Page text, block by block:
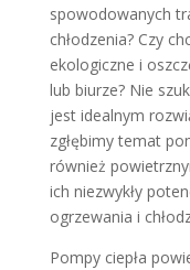
spowodowanych
chłodzenia? Czy
ekologiczne i
lub biurze? Nie
jest idealnym
zgłębimy temat
również
ich niezwykły
ogrzewania i
Pompy ciepła